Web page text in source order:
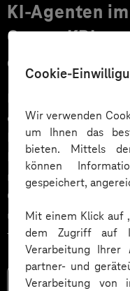
Cookie-
Wir verwenden
um Ihnen das
bieten. Mittels
können
gespeichert,
Mit einem Klick auf
dem Zugriff auf
Verarbeitung Ihrer
partner- und
Verarbeitung von
KI‑Agenten
Cases, KPIs
entlang der
KI‑Agenten im HR
orchestrieren
Employee Journey
Impact. Der Beitrag
relevante KPIs für
und liefert ein
für
Mehr lesen